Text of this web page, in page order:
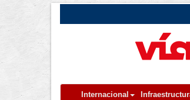
Internacional